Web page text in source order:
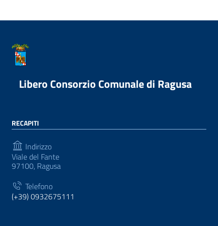
Libero Consorzio Comunale di Ragusa
RECAPITI
Indirizzo
Viale del Fante
97100, Ragusa
Telefono
(+39) 0932675111